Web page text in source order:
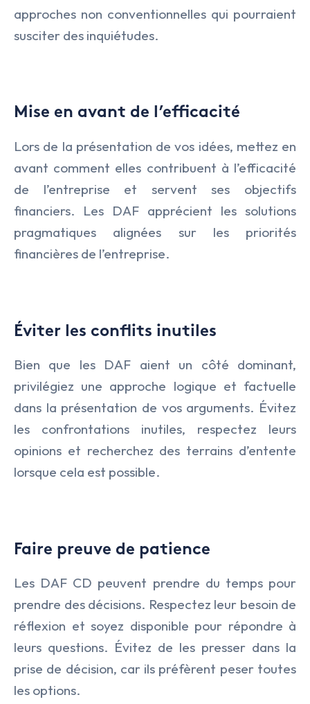
approches non conventionnelles qui pourraient
susciter des inquiétudes.
Mise en avant de l’efficacité
Lors de la présentation de vos idées, mettez en
avant comment elles contribuent à l’efficacité
de l’entreprise et servent ses objectifs
financiers. Les DAF apprécient les solutions
pragmatiques alignées sur les priorités
financières de l’entreprise.
Éviter les conflits inutiles
Bien que les DAF aient un côté dominant,
privilégiez une approche logique et factuelle
dans la présentation de vos arguments. Évitez
les confrontations inutiles, respectez leurs
opinions et recherchez des terrains d’entente
lorsque cela est possible.
Faire preuve de patience
Les DAF CD peuvent prendre du temps pour
prendre des décisions. Respectez leur besoin de
réflexion et soyez disponible pour répondre à
leurs questions. Évitez de les presser dans la
prise de décision, car ils préfèrent peser toutes
les options.